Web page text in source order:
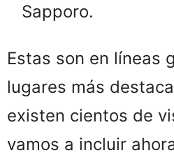
Sapporo.
Estas son en líneas
lugares más
existen cientos de
vamos a incluir